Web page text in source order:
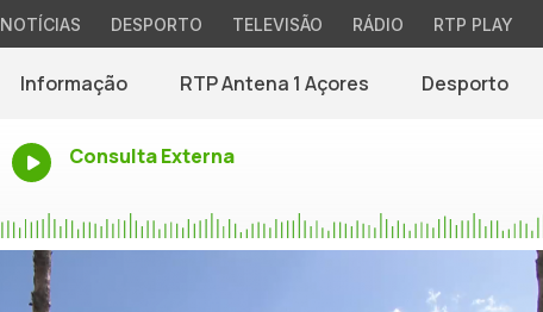
NOTÍCIAS DESPORTO TELEVISÃO RÁDIO RTP PLAY
Informação RTP Antena 1 Açores Desporto
Consulta Externa